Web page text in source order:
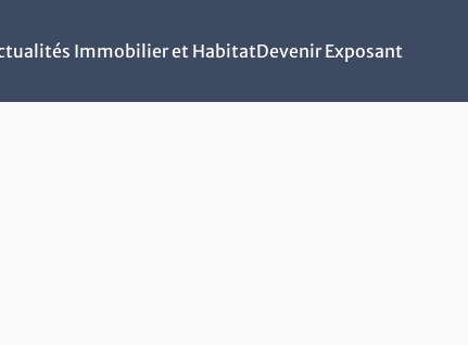
Immobilier et HabitatDevenir Exposant